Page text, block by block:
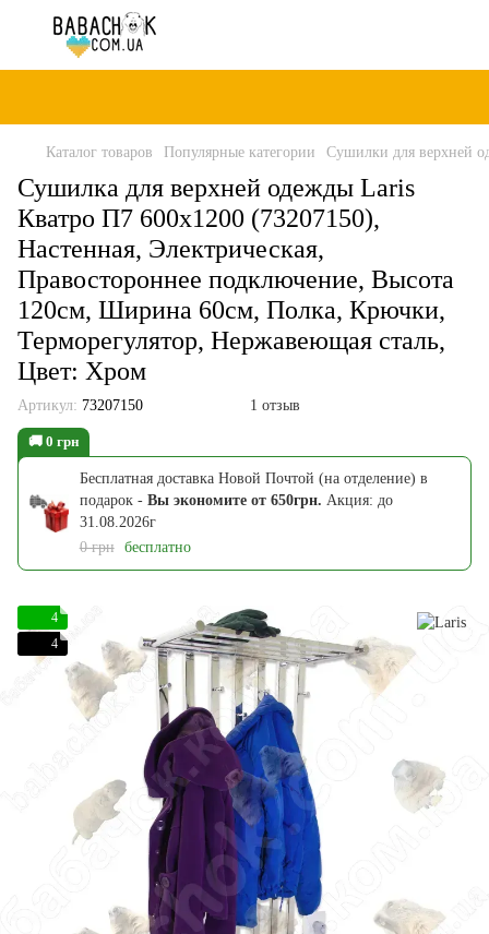
Каталог товаров Популярные категории Сушилки для верхней
Сушилка для верхней одежды Laris
Кватро П7 600x1200 (73207150),
Настенная, Электрическая,
Правостороннее подключение, Высота
120см, Ширина 60см, Полка, Крючки,
Терморегулятор, Нержавеющая сталь,
Цвет: Хром
Артикул: 73207150 1 отзыв
🚚 0 грн
Бесплатная доставка Новой Почтой (на отделение) в
подарок - Вы экономите от 650грн. Акция: до
31.08.2026г
0 грн
бесплатно
4
4